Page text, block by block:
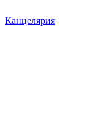
Канцелярия